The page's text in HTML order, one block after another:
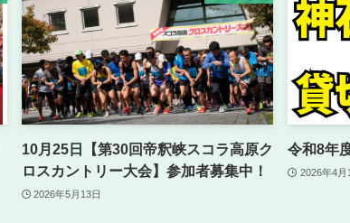
10月25日【第30回帝釈峡スコラ高原ク
ロスカントリー大会】参加者募集中！
2026年5月13日
令和8年
2026年4月